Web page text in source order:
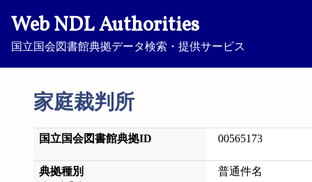
Web NDL Authorities
国立国会図書館典拠データ検索・提供サービス
家庭裁判所
国立国会図書館典拠ID 00565173
典拠種別 普通件名